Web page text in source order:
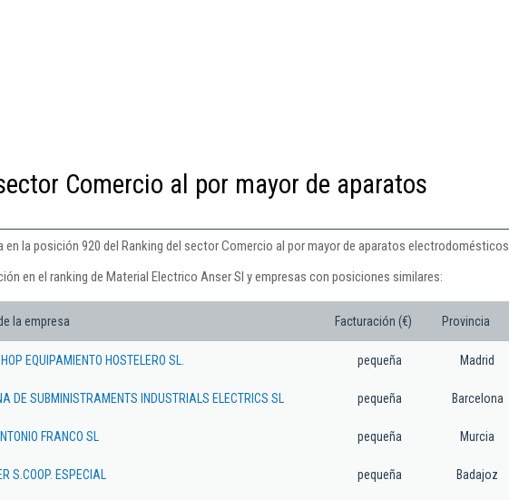
Comercio al por mayor de aparatos
la posición 920 del Ranking del sector Comercio al por mayor de aparatos electrodomésticos.
en el ranking de Material Electrico Anser Sl y empresas con posiciones similares:
la empresa Facturación (€) Provincia
EQUIPAMIENTO HOSTELERO SL. pequeña Madrid
DE SUBMINISTRAMENTS INDUSTRIALS ELECTRICS SL pequeña Barcelona
FRANCO SL pequeña Murcia
S.COOP. ESPECIAL pequeña Badajoz